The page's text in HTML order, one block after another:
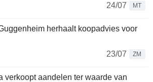
24/07
MT
herhaalt koopadvies voor
23/07
ZM
verkoopt aandelen ter waarde van